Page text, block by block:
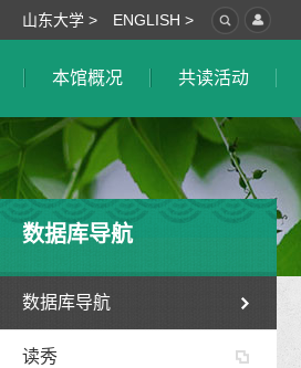
山东大学 > ENGLISH >
本馆概况 共读活动
数据库导航
数据库导航
读秀